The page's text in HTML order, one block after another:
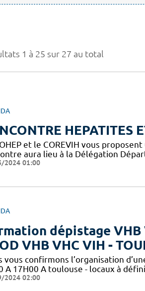
1 à 25 sur 27 au total
HEPATITES
et le COREVIH vous
aura lieu à la Délégation
2024 01:00
dépistage
VHB VHC VIH -
vous confirmons l’organisation
A 17H00 A toulouse - locaux à
2024 02:00